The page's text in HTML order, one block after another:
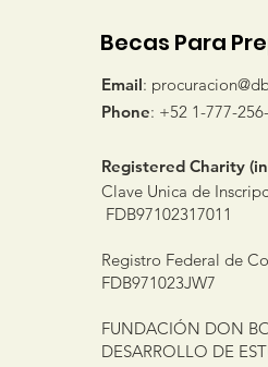
Becas Para
Email:
Phone: +52 1-777-
Registered Charity
Clave Unica de
FDB97102317011
Registro Federal de
FDB971023JW7
FUNDACIÓN DON
DESARROLLO DE